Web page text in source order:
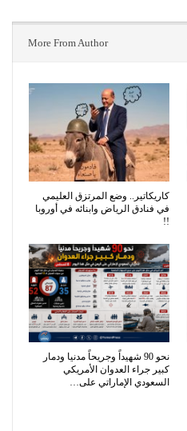
More From Author
كاريكاتير.. وضع المرتزق العليمي
في فنادق الرياض وابنائه في أوروبا
!!
نحو 90 شهيداً وجريحاً مدنيا ودمار
كبير جراء العدوان الأمريكي
السعودي الإماراتي على…